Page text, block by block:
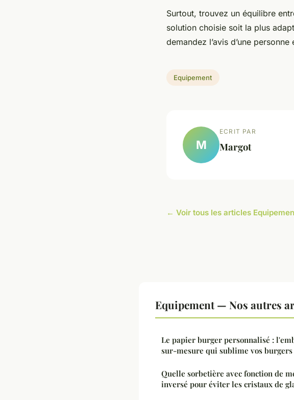
Surtout, trouvez un équilibre
solution choisie soit la plus
demandez l’avis d’une
Equipement
M
ECRIT PAR
Margot
← Voir tous les articles
Equipement — Nos autres
Le papier burger personnalisé :
sur-mesure qui sublime vos burgers
Quelle sorbetière avec fonction de
inversé pour éviter les cristaux de